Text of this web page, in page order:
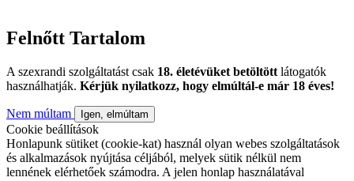
Felnőtt Tartalom
A szexrandi szolgáltatást csak 18. életévüket betöltött látogatók
használhatják. Kérjük nyilatkozz, hogy elmúltál-e már 18 éves!
Nem múltam Igen, elmúltam
Cookie beállítások
Honlapunk sütiket (cookie-kat) használ olyan webes szolgáltatások
és alkalmazások nyújtása céljából, melyek sütik nélkül nem
lennének elérhetőek számodra. A jelen honlap használatával